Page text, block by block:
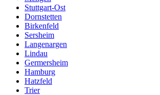
Stuttgart-Ost
Dornstetten
Birkenfeld
Sersheim
Langenargen
Lindau
Germersheim
Hamburg
Hatzfeld
Trier